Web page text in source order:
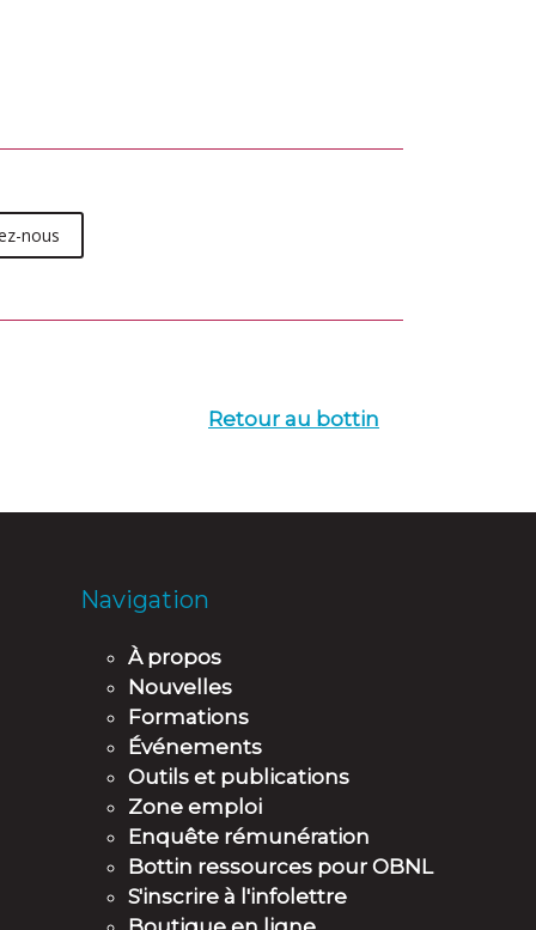
nous
Retour au bottin
Navigation
À propos
Nouvelles
Formations
Événements
Outils et publications
Zone emploi
Enquête rémunération
Bottin ressources pour OBNL
S'inscrire à l'infolettre